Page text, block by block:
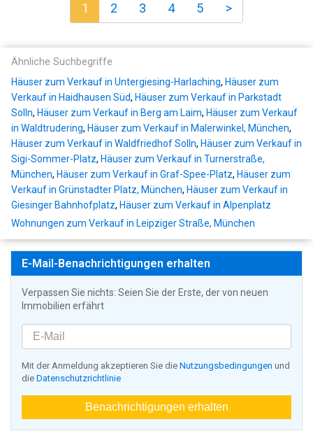
1 2 3 4 5 >
Ähnliche Suchbegriffe
Häuser zum Verkauf in Untergiesing-Harlaching, Häuser zum
Verkauf in Haidhausen Süd, Häuser zum Verkauf in Parkstadt
Solln, Häuser zum Verkauf in Berg am Laim, Häuser zum Verkauf
in Waldtrudering, Häuser zum Verkauf in Malerwinkel, München,
Häuser zum Verkauf in Waldfriedhof Solln, Häuser zum Verkauf in
Sigi-Sommer-Platz, Häuser zum Verkauf in Turnerstraße,
München, Häuser zum Verkauf in Graf-Spee-Platz, Häuser zum
Verkauf in Grünstadter Platz, München, Häuser zum Verkauf in
Giesinger Bahnhofplatz, Häuser zum Verkauf in Alpenplatz
Wohnungen zum Verkauf in Leipziger Straße, München
E-Mail-Benachrichtigungen erhalten
Verpassen Sie nichts: Seien Sie der Erste, der von neuen
Immobilien erfährt
Mit der Anmeldung akzeptieren Sie die Nutzungsbedingungen und
die Datenschutzrichtlinie
Benachrichtigungen erhalten